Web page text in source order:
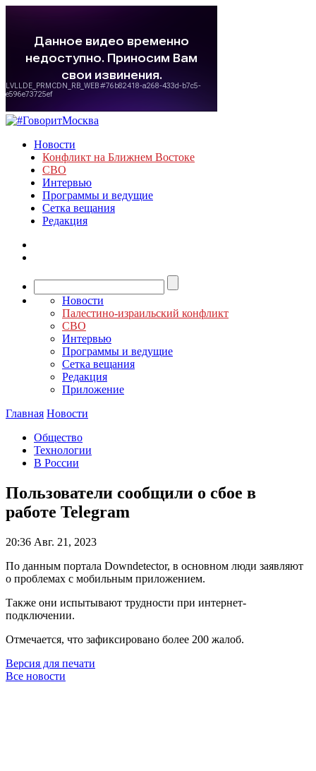
Новости
Конфликт на Ближнем Востоке
СВО
Интервью
Программы и ведущие
Сетка вещания
Редакция
Новости
Палестино-израильский конфликт
СВО
Интервью
Программы и ведущие
Сетка вещания
Редакция
Приложение
Главная Новости
Общество
Технологии
В России
Пользователи сообщили о сбое в
работе Telegram
20:36 Авг. 21, 2023
По данным портала Downdetector, в основном люди заявляют
о проблемах с мобильным приложением.
Также они испытывают трудности при интернет-
подключении.
Отмечается, что зафиксировано более 200 жалоб.
Версия для печати
Все новости